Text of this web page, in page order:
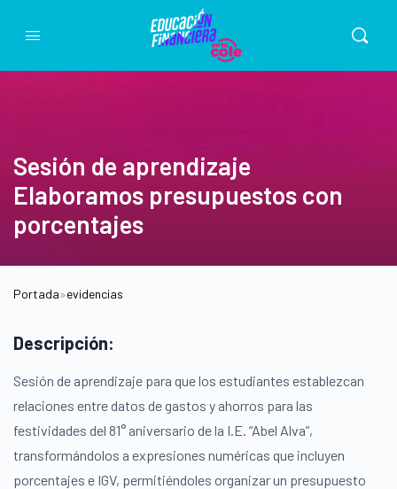
Sesión de aprendizaje
Elaboramos presupuestos con
porcentajes
Portada»evidencias
Descripción:
Sesión de aprendizaje para que los estudiantes establezcan
relaciones entre datos de gastos y ahorros para las
festividades del 81° aniversario de la I.E. “Abel Alva”,
transformándolos a expresiones numéricas que incluyen
porcentajes e IGV, permitiéndoles organizar un presupuesto